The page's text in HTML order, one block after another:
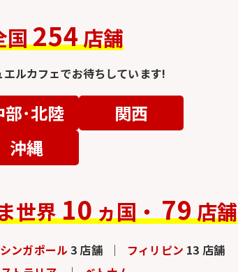
国254店舗
ルカフェでお待ちしています!
部･北陸
関西
沖縄
世界10ヵ国・79店舗
シンガポール3 店舗 フィリピン 13 店舗